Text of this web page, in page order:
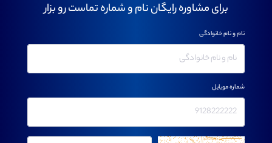
برای مشاوره رایگان نام و شماره تماست رو بزار
نام و نام خانوادگی
شماره موبایل